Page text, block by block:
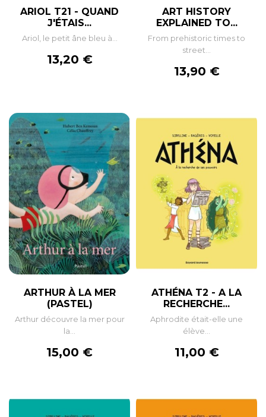
ARIOL T21 - QUAND
J'ÉTAIS...
Ariol, le petit âne bleu à...
Prix
13,20 €
ART HISTORY
EXPLAINED TO...
From prehistoric times to
street...
Prix
13,90 €
ARTHUR À LA MER
(PASTEL)
Arthur découvre la mer pour
la...
Prix
15,00 €
ATHÉNA T2 - A LA
RECHERCHE...
Aphrodite était-elle une
élève...
Prix
11,00 €